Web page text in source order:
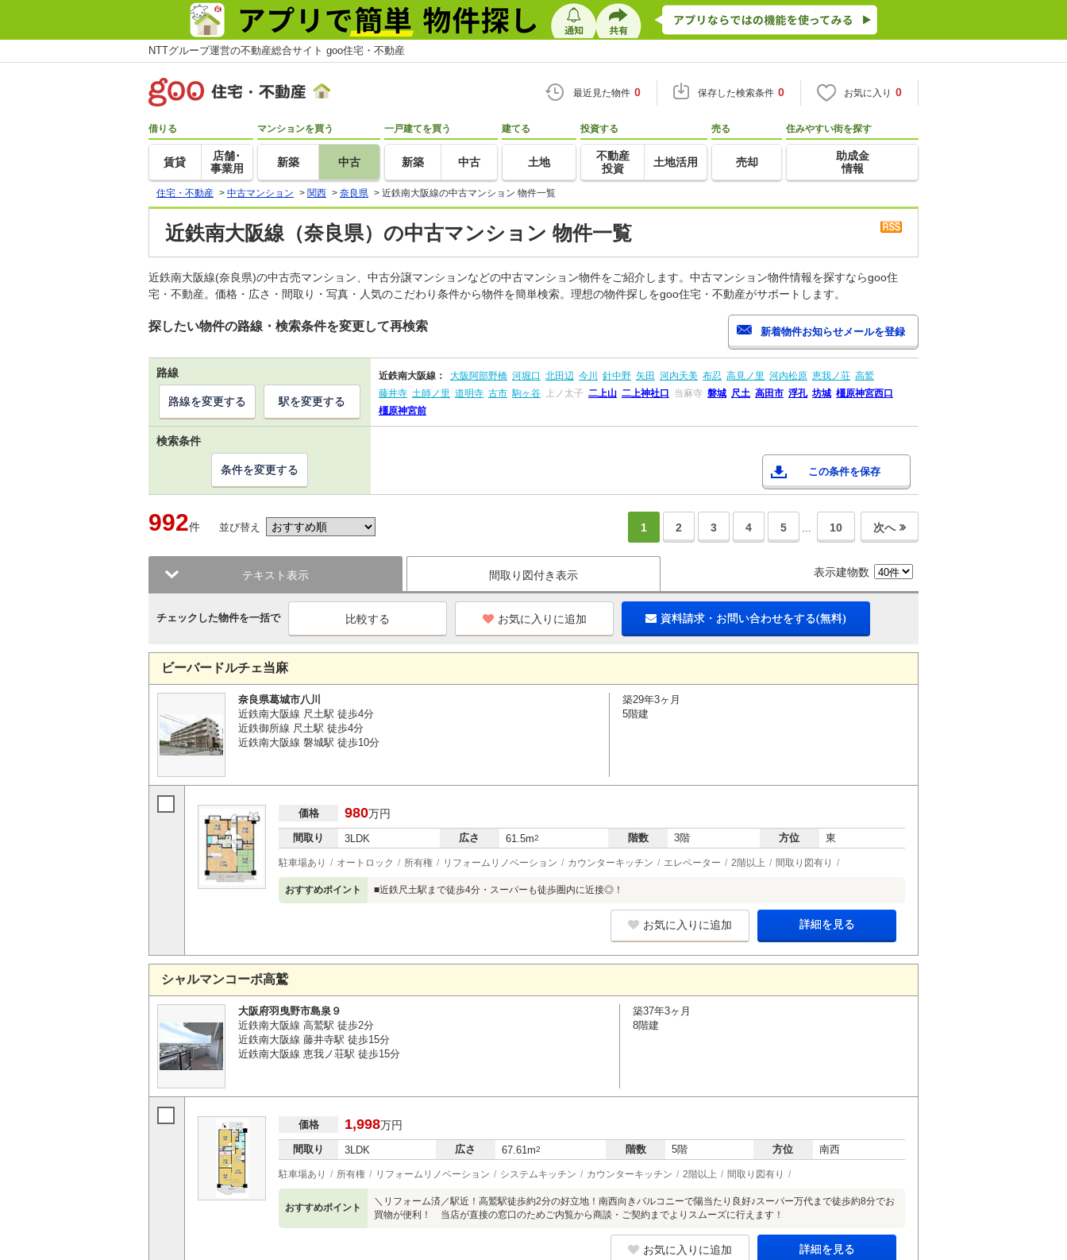
NTTグループ運営の不動産総合サイト goo住宅・不動産
最近見た物件 0 保存した検索条件 0 お気に入り 0
借りる
賃貸
店舗･
事業用
マンションを買う
新築 中古
一戸建てを買う
新築 中古
建てる
土地
投資する
不動産
投資
土地活用
売る
売却
住みやすい街を探す
助成金
情報
住宅・不動産 > 中古マンション > 関西 > 奈良県 > 近鉄南大阪線の中古マンション 物件一覧
近鉄南大阪線（奈良県）の中古マンション 物件一覧
近鉄南大阪線(奈良県)の中古売マンション、中古分譲マンションなどの中古マンション物件をご紹介します。中古マンション物件情報を探すならgoo住
宅・不動産。価格・広さ・間取り・写真・人気のこだわり条件から物件を簡単検索。理想の物件探しをgoo住宅・不動産がサポートします。
探したい物件の路線・検索条件を変更して再検索
路線 近鉄南大阪線： 大阪阿部野橋 河堀口 北田辺 今川 針中野 矢田 河内天美 布忍 高見ノ里 河内松原 恵我ノ荘 高鷲
藤井寺 土師ノ里 道明寺 古市 駒ヶ谷 上ノ太子 二上山 二上神社口 当麻寺 磐城 尺土 高田市 浮孔 坊城 橿原神宮西口
橿原神宮前
路線を変更する 駅を変更する
検索条件
この条件を保存
条件を変更する
992件 並び替え 1 2 3 4 5 … 10 次へ
テキスト表示 間取り図付き表示 表示建物数
チェックした物件を一括で お気に入りに追加 資料請求・お問い合わせをする(無料)
ビーバードルチェ当麻
奈良県葛城市八川
近鉄南大阪線 尺土駅 徒歩4分
近鉄御所線 尺土駅 徒歩4分
近鉄南大阪線 磐城駅 徒歩10分
築29年3ヶ月
5階建
価格 980万円
間取り 3LDK 広さ 61.5m2 階数 3階 方位 東
駐車場あり オートロック 所有権 リフォームリノベーション カウンターキッチン エレベーター 2階以上 間取り図有り
おすすめポイント ■近鉄尺土駅まで徒歩4分・スーパーも徒歩圏内に近接◎！
お気に入りに追加 詳細を見る
シャルマンコーポ高鷲
大阪府羽曳野市島泉９
近鉄南大阪線 高鷲駅 徒歩2分
近鉄南大阪線 藤井寺駅 徒歩15分
近鉄南大阪線 恵我ノ荘駅 徒歩15分
築37年3ヶ月
8階建
価格 1,998万円
間取り 3LDK 広さ 67.61m2 階数 5階 方位 南西
駐車場あり 所有権 リフォームリノベーション システムキッチン カウンターキッチン 2階以上 間取り図有り
おすすめポイント
＼リフォーム済／駅近！高鷲駅徒歩約2分の好立地！南西向きバルコニーで陽当たり良好♪スーパー万代まで徒歩約8分でお
買物が便利！ 当店が直接の窓口のためご内覧から商談・ご契約までよりスムーズに行えます！
お気に入りに追加 詳細を見る